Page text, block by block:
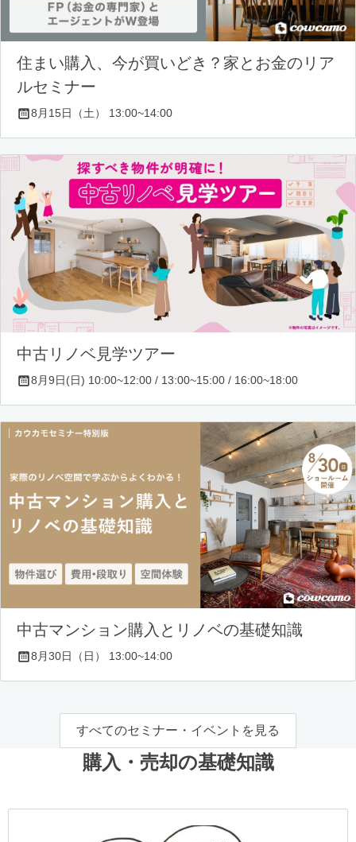
住まい購入、今が買いどき？家とお金のリア
ルセミナー
8月15日（土） 13:00~14:00
中古リノベ見学ツアー
8月9日(日) 10:00~12:00 / 13:00~15:00 / 16:00~18:00
中古マンション購入とリノベの基礎知識
8月30日（日） 13:00~14:00
すべてのセミナー・イベントを見る
購入・売却の基礎知識